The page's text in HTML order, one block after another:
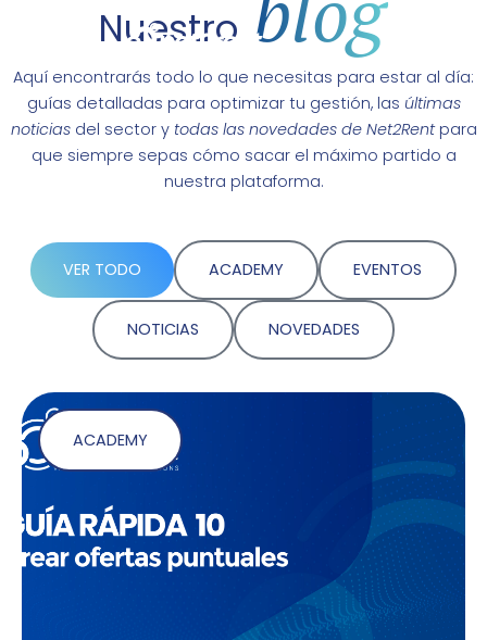
Nuestro
Aquí encontrarás todo lo que necesitas para estar al día:
guías detalladas para optimizar tu gestión, las últimas
noticiasdel sector y todas las novedades de Net2Rentpara
que siempre sepas cómo sacar el máximo partido a
nuestra plataforma.
ACADEMY EVENTOS
NOTICIAS NOVEDADES
VER TODO
ACADEMY